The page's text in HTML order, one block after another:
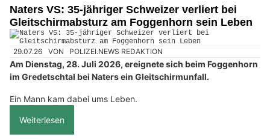
Naters VS: 35-jähriger Schweizer verliert bei
Gleitschirmabsturz am Foggenhorn sein Leben
29.07.26 VON POLIZEI.NEWS REDAKTION
Am Dienstag, 28. Juli 2026, ereignete sich beim Foggenhorn
im Gredetschtal bei Naters ein Gleitschirmunfall.
Ein Mann kam dabei ums Leben.
Weiterlesen